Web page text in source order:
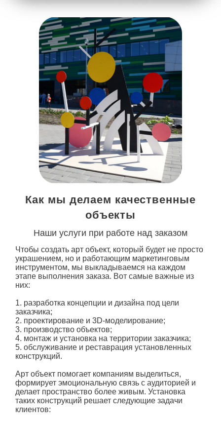
Как мы делаем качественные
объекты
Наши услуги при работе над заказом
Чтобы создать арт объект, который будет не просто
украшением, но и работающим маркетинговым
инструментом, мы выкладываемся на каждом
этапе выполнения заказа. Вот самые важные из
них:
разработка концепции и дизайна под цели
заказчика;
проектирование и 3D-моделирование;
производство объектов;
монтаж и установка на территории заказчика;
обслуживание и реставрация установленных
конструкций.
Арт объектпомогает компаниям выделиться,
формирует эмоциональную связь с аудиторией и
делает пространство более живым. Установка
таких конструкций решает следующие задачи
клиентов: